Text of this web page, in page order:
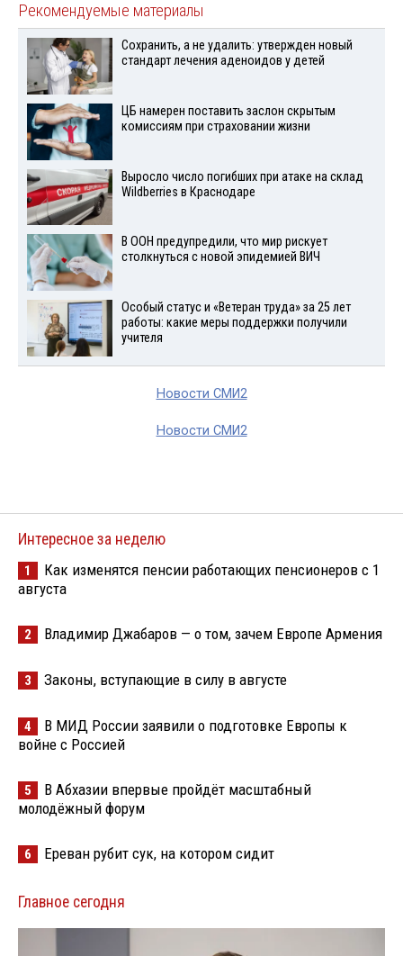
Рекомендуемые материалы
Сохранить, а не удалить: утвержден новый
стандарт лечения аденоидов у детей
ЦБ намерен поставить заслон скрытым
комиссиям при страховании жизни
Выросло число погибших при атаке на склад
Wildberries в Краснодаре
В ООН предупредили, что мир рискует
столкнуться с новой эпидемией ВИЧ
Особый статус и «Ветеран труда» за 25 лет
работы: какие меры поддержки получили
учителя
Новости СМИ2
Новости СМИ2
Интересное за неделю
1
Как изменятся пенсии работающих пенсионеров с 1
августа
2 Владимир Джабаров — о том, зачем Европе Армения
3 Законы, вступающие в силу в августе
4
В МИД России заявили о подготовке Европы к
войне с Россией
5
В Абхазии впервые пройдёт масштабный
молодёжный форум
6 Ереван рубит сук, на котором сидит
Главное сегодня